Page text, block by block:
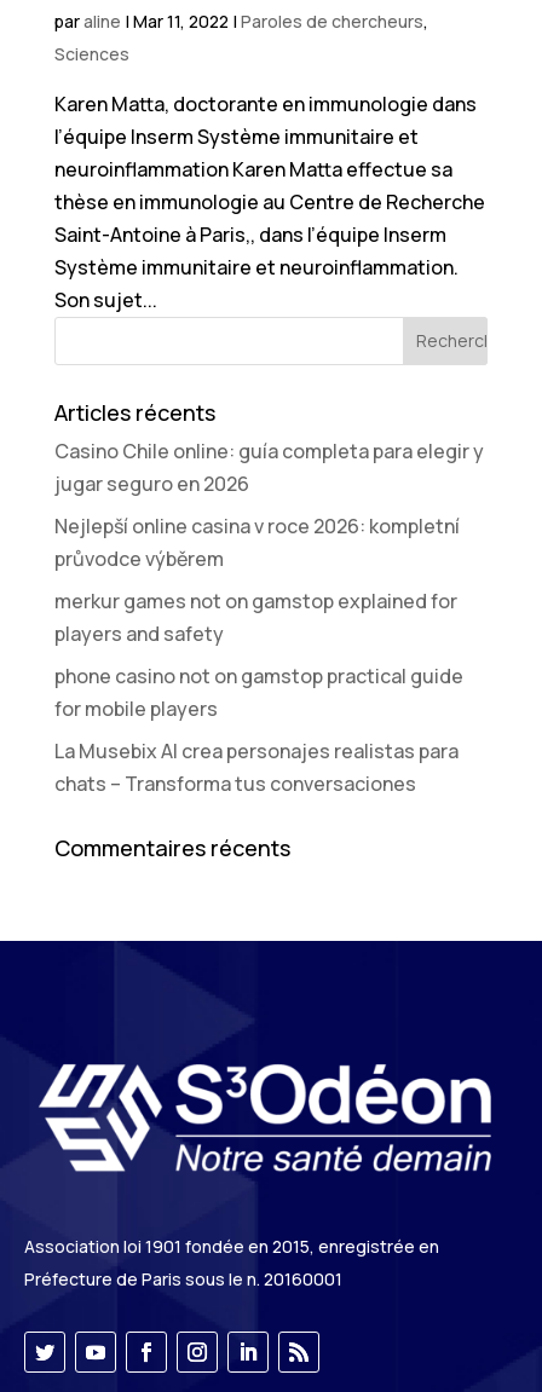
paraline | Mar 11, 2022 | Paroles de chercheurs,
Sciences
Karen Matta, doctorante en immunologie dans
l’équipe Inserm Système immunitaire et
neuroinflammation Karen Matta effectue sa
thèse en immunologie au Centre de Recherche
Saint-Antoine à Paris,, dans l’équipe Inserm
Système immunitaire et neuroinflammation.
Son sujet...
Articles récents
Casino Chile online: guía completa para elegir y
jugar seguro en 2026
Nejlepší online casina v roce 2026: kompletní
průvodce výběrem
merkur games not on gamstop explained for
players and safety
phone casino not on gamstop practical guide
for mobile players
La Musebix AI crea personajes realistas para
chats – Transforma tus conversaciones
Commentaires récents
Association loi 1901 fondée en 2015, enregistrée en
Préfecture de Paris sous le n. 20160001